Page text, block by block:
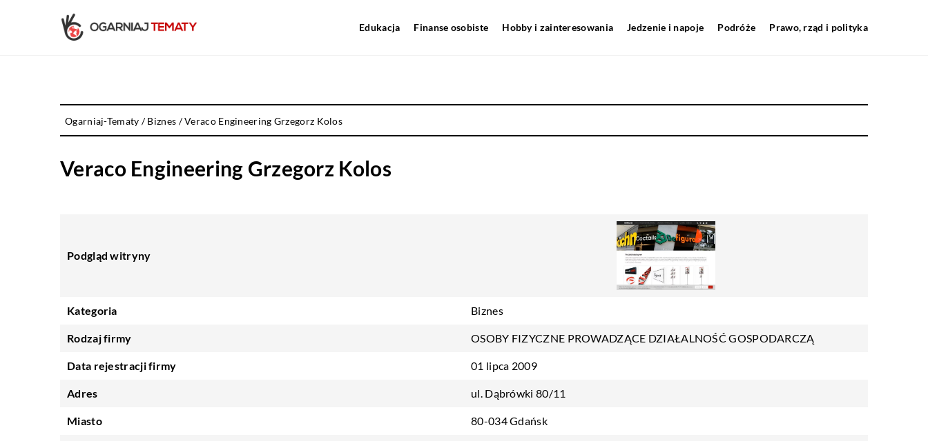
Edukacja Finanse osobiste Hobby i zainteresowania Jedzenie i napoje Podróże Prawo, rząd i polityka
Ogarniaj-Tematy /Biznes /Veraco Engineering Grzegorz Kolos
Veraco Engineering Grzegorz Kolos
Podgląd witryny
Kategoria Biznes
Rodzaj firmy OSOBY FIZYCZNE PROWADZĄCE DZIAŁALNOŚĆ GOSPODARCZĄ
Data rejestracji firmy 01 lipca 2009
Adres ul. Dąbrówki 80/11
Miasto 80-034 Gdańsk